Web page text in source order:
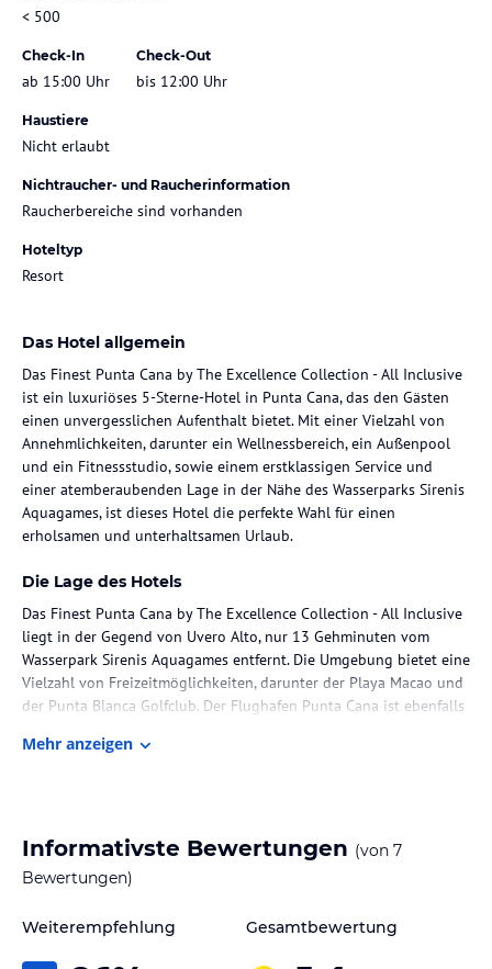
< 500
Check-In
ab 15:00 Uhr
Check-Out
bis 12:00 Uhr
Haustiere
Nicht erlaubt
Nichtraucher- und Raucherinformation
Raucherbereiche sind vorhanden
Hoteltyp
Resort
Das Hotel allgemein
Das Finest Punta Cana by The Excellence Collection - All Inclusive
ist ein luxuriöses 5-Sterne-Hotel in Punta Cana, das den Gästen
einen unvergesslichen Aufenthalt bietet. Mit einer Vielzahl von
Annehmlichkeiten, darunter ein Wellnessbereich, ein Außenpool
und ein Fitnessstudio, sowie einem erstklassigen Service und
einer atemberaubenden Lage in der Nähe des Wasserparks Sirenis
Aquagames, ist dieses Hotel die perfekte Wahl für einen
erholsamen und unterhaltsamen Urlaub.
Die Lage des Hotels
Das Finest Punta Cana by The Excellence Collection - All Inclusive
liegt in der Gegend von Uvero Alto, nur 13 Gehminuten vom
Wasserpark Sirenis Aquagames entfernt. Die Umgebung bietet eine
Vielzahl von Freizeitmöglichkeiten, darunter der Playa Macao und
der Punta Blanca Golfclub. Der Flughafen Punta Cana ist ebenfalls
komfortablen Rückzugsort. Die Zimmer verfügen über eine
Minibar, einen Smart-TV und kostenloses WLAN. Die Badezimmer
ausgestattet. Für zusätzlichen Komfort stehen Safes in Laptop-
Mehr anzeigen
Informativste Bewertungen (von 7
Bewertungen)
Weiterempfehlung Gesamtbewertung